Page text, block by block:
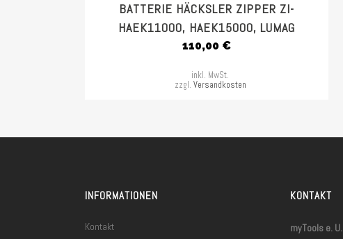
BATTERIE HÄCKSLER ZIPPER ZI-
HAEK11000, HAEK15000, LUMAG
110,00 €
inkl. MwSt.
zzgl. Versandkosten
INFORMATIONEN
Kontakt
KONTAKT
myTools e. U.